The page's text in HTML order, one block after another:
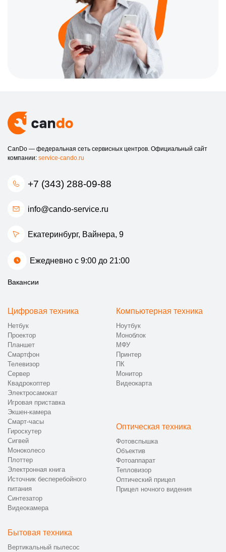
CanDo — федеральная сеть сервисных центров. Официальный сайт
компании: service-cando.ru
+7 (343) 288-09-88
info@cando-service.ru
Екатеринбург, ​Вайнера, 9
Ежедневно с 9:00 до 21:00
Вакансии
Цифровая техника
Нетбук
Проектор
Планшет
Смартфон
Телевизор
Сервер
Квадрокоптер
Электросамокат
Игровая приставка
Экшен-камера
Смарт-часы
Гироскутер
Сигвей
Моноколесо
Плоттер
Электронная книга
Источник бесперебойного
питания
Синтезатор
Видеокамера
Компьютерная техника
Ноутбук
Моноблок
МФУ
Принтер
ПК
Монитор
Видеокарта
Оптическая техника
Фотовспышка
Объектив
Фотоаппарат
Тепловизор
Оптический прицел
Прицел ночного видения
Бытовая техника
Вертикальный пылесос